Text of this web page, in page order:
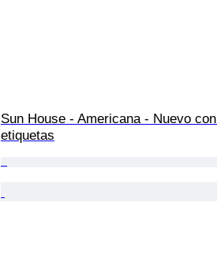
Sun House - Americana - Nuevo con
etiquetas